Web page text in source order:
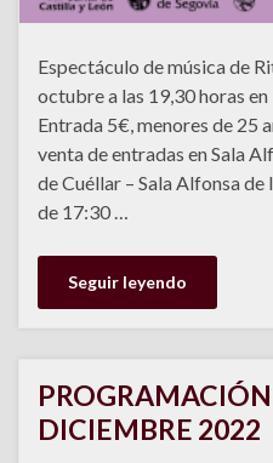
Espectáculo de música de
octubre a las 19,30 horas
Entrada 5€, menores de 25
venta de entradas en Sala
de Cuéllar – Sala Alfonsa
de 17:30 …
Seguir leyendo
DICIEMBRE 2022